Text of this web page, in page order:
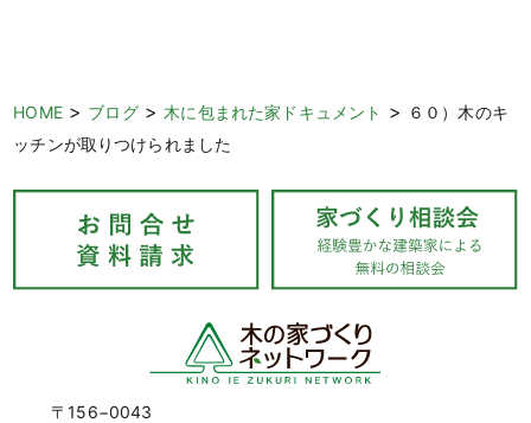
HOME> ブログ>木に包まれた家ドキュメント > ６０）木のキ
ッチンが取りつけられました
〒156−0043